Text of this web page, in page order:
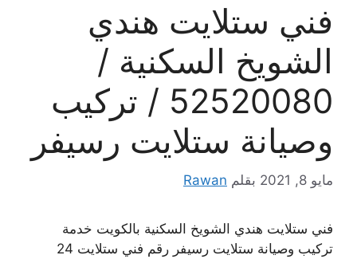
فني ستلايت هندي
الشويخ السكنية /
52520080 / تركيب
وصيانة ستلايت رسيفر
مايو 8, 2021 بقلم Rawan
فني ستلايت هندي الشويخ السكنية بالكويت خدمة
تركيب وصيانة ستلايت رسيفر رقم فني ستلايت 24